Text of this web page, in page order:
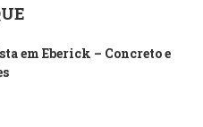
em Eberick – Concreto e